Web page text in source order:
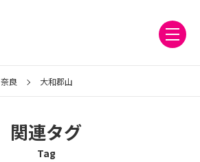
奈良 大和郡山
関連タグ
Tag